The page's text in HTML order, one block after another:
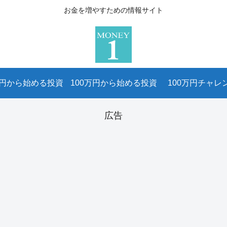
お金を増やすための情報サイト
から始める投資 100万円から始める投資 100万円チャレ
広告